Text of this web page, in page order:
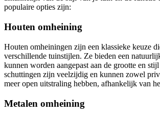
populaire opties zijn:
Houten omheining
Houten omheiningen zijn een klassieke keuze
verschillende tuinstijlen. Ze bieden een
kunnen worden aangepast aan de grootte en
schuttingen zijn veelzijdig en kunnen zowel
meer open uitstraling hebben, afhankelijk van
Metalen omheining